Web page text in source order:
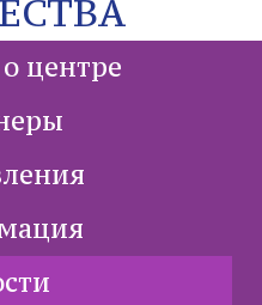
центре